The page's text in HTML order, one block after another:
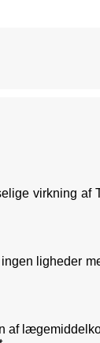
virkning af
ligheder
af